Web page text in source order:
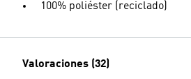
100% poliéster (reciclado)
Valoraciones (32)